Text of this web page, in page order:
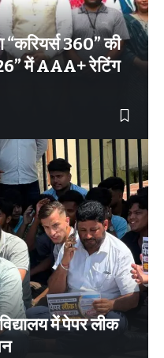
“करियर्स 360” की
में AAA+ रेटिंग
में पेपर लीक